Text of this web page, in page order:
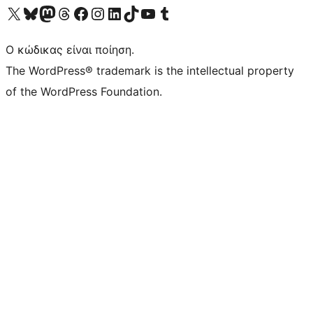
Visit our X (formerly Twitter) account
Visit our Bluesky account
Επισκεφθείτε τον λογαριασμό μας στο Mastodon
Visit our Threads account
Επισκεφτείτε τη σελίδα μας στο Facebook
Επισκεφθείτε τον λογαριασμό μας Instagram
Επισκεφθείτε τον λογαριασμό μας LinkedIn
Visit our TikTok account
Visit our YouTube channel
Visit our Tumblr account
Ο κώδικας είναι ποίηση.
The WordPress® trademark is the intellectual property
of the WordPress Foundation.